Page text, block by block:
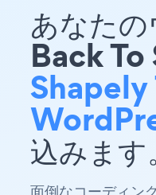
あなた
Back
込みます。
面倒なコーディン